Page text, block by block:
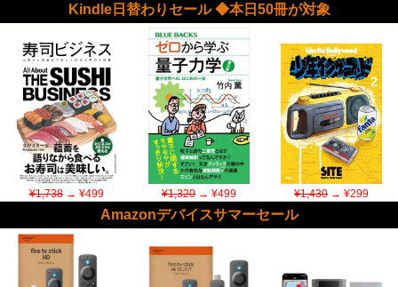
Kindle日替わりセール ◆本日50冊が対象
¥1,738→ ¥499 ¥1,320→ ¥499 ¥1,430→ ¥299
Amazonデバイスサマーセール